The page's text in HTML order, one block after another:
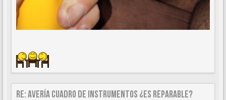
Re: AVERÍA CUADRO DE INSTRUMENTOS ¿ES REPARABLE?